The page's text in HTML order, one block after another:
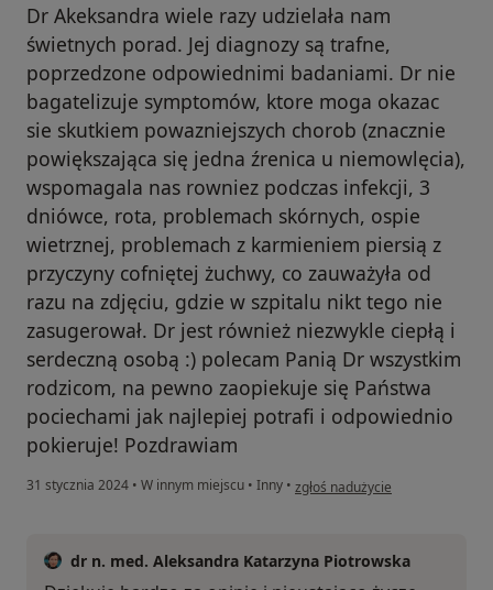
Dr Akeksandra wiele razy udzielała nam
świetnych porad. Jej diagnozy są trafne,
poprzedzone odpowiednimi badaniami. Dr nie
bagatelizuje symptomów, ktore moga okazac
sie skutkiem powazniejszych chorob (znacznie
powiększająca się jedna źrenica u niemowlęcia),
wspomagala nas rowniez podczas infekcji, 3
dniówce, rota, problemach skórnych, ospie
wietrznej, problemach z karmieniem piersią z
przyczyny cofniętej żuchwy, co zauważyła od
razu na zdjęciu, gdzie w szpitalu nikt tego nie
zasugerował. Dr jest również niezwykle ciepłą i
serdeczną osobą :) polecam Panią Dr wszystkim
rodzicom, na pewno zaopiekuje się Państwa
pociechami jak najlepiej potrafi i odpowiednio
pokieruje! Pozdrawiam
31 stycznia 2024 • W innym miejscu • Inny • w opinii użytkownika Karolina
zgłoś nadużycie
dr n. med. Aleksandra Katarzyna Piotrowska